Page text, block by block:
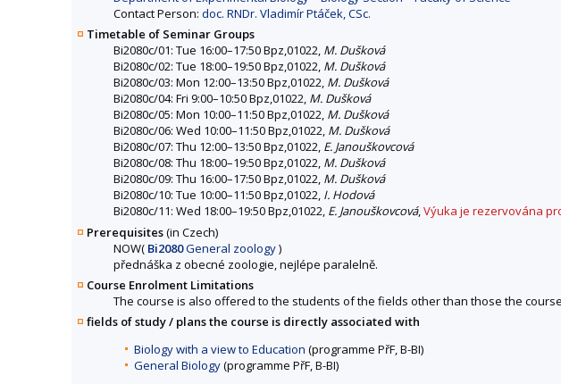
Contact Person: doc. RNDr. Vladimír Ptáček, CSc.
Timetable of Seminar Groups
Bi2080c/01: Tue 16:00–17:50 Bpz,01022, M. Dušková
Bi2080c/02: Tue 18:00–19:50 Bpz,01022, M. Dušková
Bi2080c/03: Mon 12:00–13:50 Bpz,01022, M. Dušková
Bi2080c/04: Fri 9:00–10:50 Bpz,01022, M. Dušková
Bi2080c/05: Mon 10:00–11:50 Bpz,01022, M. Dušková
Bi2080c/06: Wed 10:00–11:50 Bpz,01022, M. Dušková
Bi2080c/07: Thu 12:00–13:50 Bpz,01022, E. Janouškovcová
Bi2080c/08: Thu 18:00–19:50 Bpz,01022, M. Dušková
Bi2080c/09: Thu 16:00–17:50 Bpz,01022, M. Dušková
Bi2080c/10: Tue 10:00–11:50 Bpz,01022, I. Hodová
Bi2080c/11: Wed 18:00–19:50 Bpz,01022, E. Janouškovcová,Výuka je rezervována
Prerequisites(in Czech)
NOW( Bi2080General zoology)
přednáška z obecné zoologie, nejlépe paralelně.
Course Enrolment Limitations
The course is also offered to the students of the fields other than those the
fields of study / plans the course is directly associated with
Biology with a view to Education (programme PřF, B-BI)
General Biology(programme PřF, B-BI)